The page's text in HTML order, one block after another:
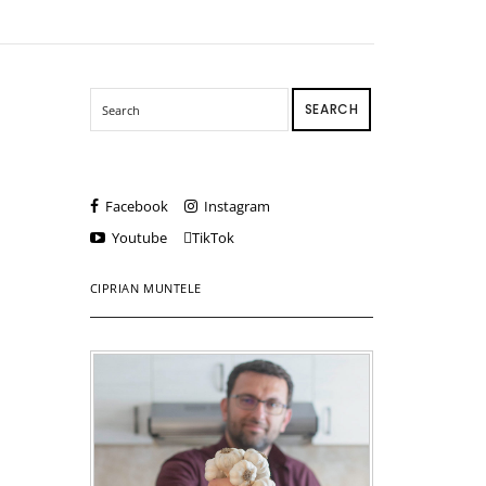
SEARCH
Facebook
Instagram
Youtube
TikTok
CIPRIAN MUNTELE